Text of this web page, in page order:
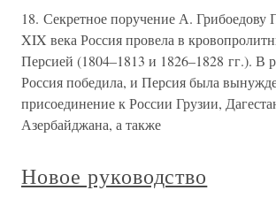
18. Секретное поручение А. Грибоедову
XIX века Россия провела в
Персией (1804–1813 и 1826–1828 гг.). В
Россия победила, и Персия была
присоединение к России Грузии,
Азербайджана, а также
Новое руководство